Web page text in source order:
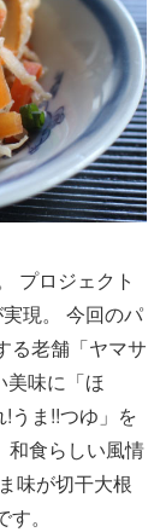
プロジェクト
現。 今回のパ
る老舗「ヤマサ
味に「ほ
うま!!つゆ」を
和食らしい風情
味が切干大根
。